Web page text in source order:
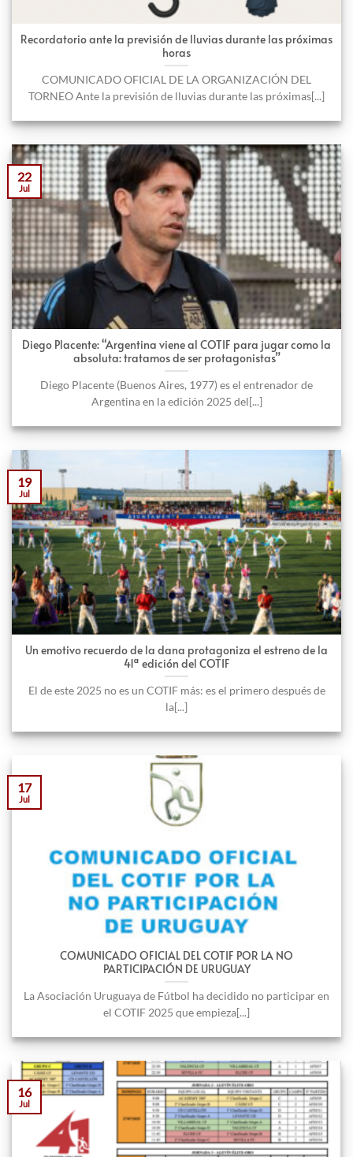
Recordatorio ante la previsión de lluvias durante las próximas
horas
COMUNICADO OFICIAL DE LA ORGANIZACIÓN DEL
TORNEO Ante la previsión de lluvias durante las próximas[...]
Diego Placente: “Argentina viene al COTIF para jugar como la
absoluta: tratamos de ser protagonistas”
Diego Placente (Buenos Aires, 1977) es el entrenador de
Argentina en la edición 2025 del[...]
22
Jul
Un emotivo recuerdo de la dana protagoniza el estreno de la
41ª edición del COTIF
El de este 2025 no es un COTIF más: es el primero después de
la[...]
19
Jul
COMUNICADO OFICIAL DEL COTIF POR LA NO
PARTICIPACIÓN DE URUGUAY
La Asociación Uruguaya de Fútbol ha decidido no participar en
el COTIF 2025 que empieza[...]
17
Jul
16
Jul